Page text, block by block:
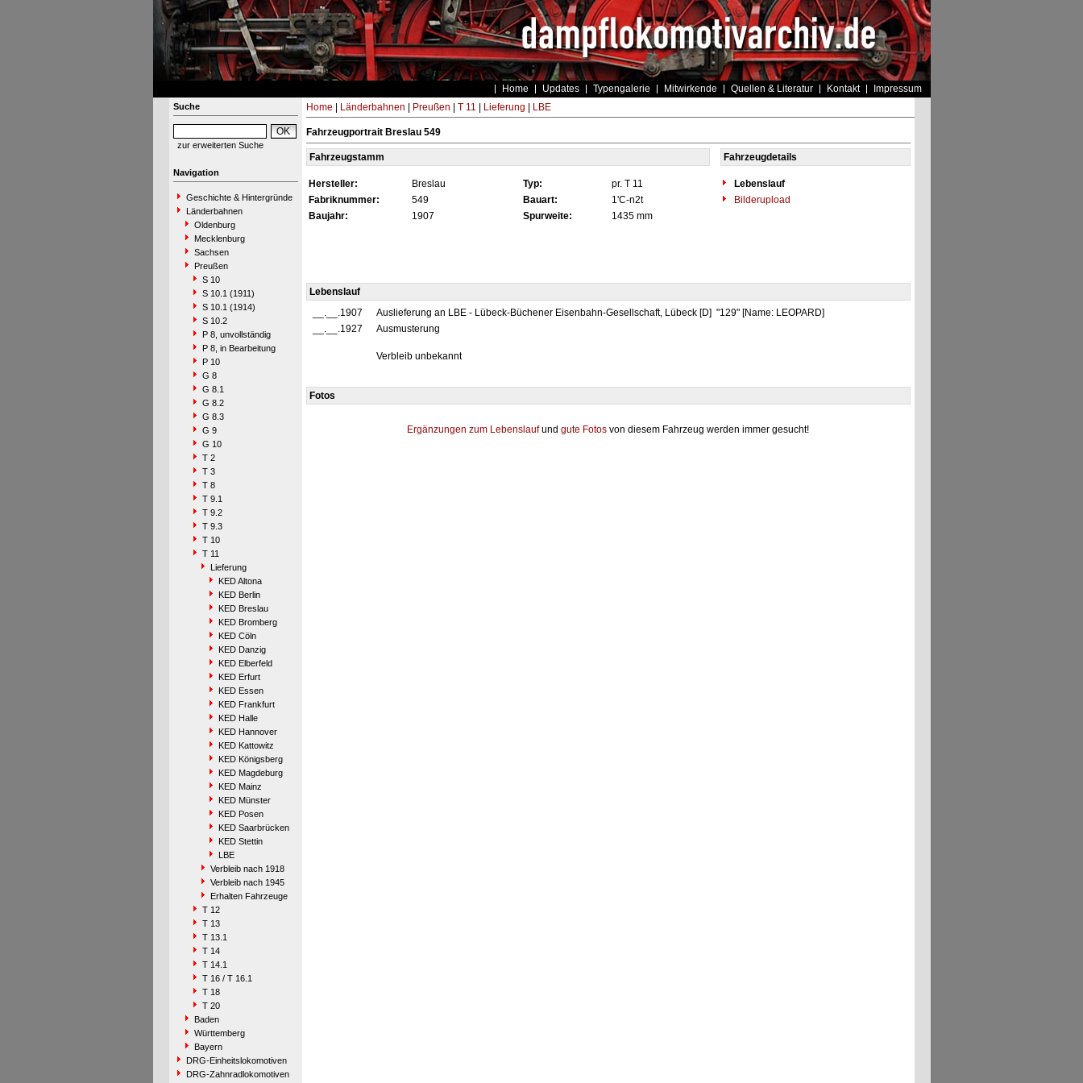
Home Updates Typengalerie Mitwirkende Quellen & Literatur Kontakt Impressum
Suche
zur erweiterten Suche
Navigation
Geschichte & Hintergründe
Länderbahnen
Oldenburg
Mecklenburg
Sachsen
Preußen
S 10
S 10.1 (1911)
S 10.1 (1914)
S 10.2
P 8, unvollständig
P 8, in Bearbeitung
P 10
G 8
G 8.1
G 8.2
G 8.3
G 9
G 10
T 2
T 3
T 8
T 9.1
T 9.2
T 9.3
T 10
T 11
Lieferung
KED Altona
KED Berlin
KED Breslau
KED Bromberg
KED Cöln
KED Danzig
KED Elberfeld
KED Erfurt
KED Essen
KED Frankfurt
KED Halle
KED Hannover
KED Kattowitz
KED Königsberg
KED Magdeburg
KED Mainz
KED Münster
KED Posen
KED Saarbrücken
KED Stettin
LBE
Verbleib nach 1918
Verbleib nach 1945
Erhalten Fahrzeuge
T 12
T 13
T 13.1
T 14
T 14.1
T 16 / T 16.1
T 18
T 20
Baden
Württemberg
Bayern
DRG-Einheitslokomotiven
DRG-Zahnradlokomotiven
Home Länderbahnen Preußen T 11 Lieferung LBE
Fahrzeugportrait Breslau 549
Fahrzeugstamm Fahrzeugdetails
Hersteller: Breslau Typ: pr. T 11
Lebenslauf
Fabriknummer:
549 Bauart: 1'C-n2t
Bilderupload
Baujahr:
1907 Spurweite: 1435 mm
Lebenslauf
__.__.1907
Auslieferung an LBE - Lübeck-Büchener Eisenbahn-Gesellschaft, Lübeck [D] "129" [Name: LEOPARD]
__.__.1927
Ausmusterung
Verbleib unbekannt
Fotos
Ergänzungen zum Lebenslaufund gute Fotos von diesem Fahrzeug werden immer gesucht!